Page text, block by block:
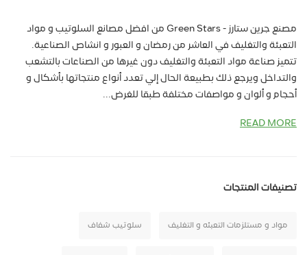
مصنع جرين ستارز - Green Stars من افضل مصانع السلوتيب و مواد
التعبئة والتغليف في العاشر من رمضان و العبور و انشاص الصناعية.
تتميز صناعة مواد التعبئة والتغليف دون غيرها من الصناعات بالتشعب
والتداخل ويرجع ذلك بطبيعة الحال إلي تعدد أنواع منتجاتها بأشكال و
أحجام و ألوان و مواصفات مختلفة طبقا للغرض...
READ MORE
تصنيفات المنتجات
مواد و مستلزمات التعبئه و التغليف سلوتيب شفاف